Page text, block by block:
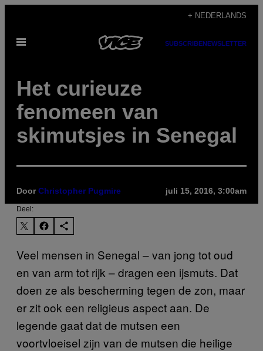
de
+ NEDERLANDS
Open
SUBSCRIBENEWSLETTER
Het curieuze
fenomeen van
skimutsjes in Senegal
DoorChristopher Pugmire juli 15, 2016, 3:00am
Deel:
Veel mensen in Senegal –van jong tot oud
en van arm tot rijk – dragen een ijsmuts. Dat
doen ze als bescherming tegen de zon, maar
er zit ook een religieus aspect aan. De
legende gaat dat de mutsen een
voortvloeisel zijn van de mutsen die heilige